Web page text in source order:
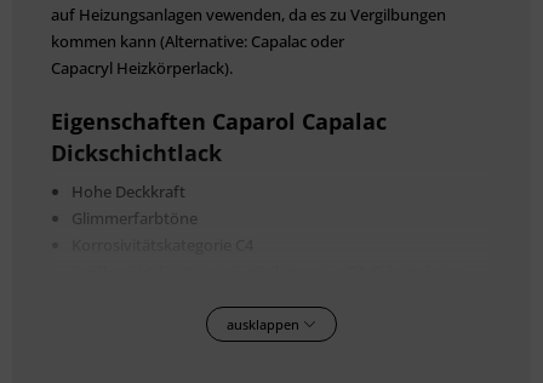
auf Heizungsanlagen vewenden, da es zu Vergilbungen
kommen kann (Alternative: Capalac oder
Capacryl Heizkörperlack).
Eigenschaften Caparol Capalac
Dickschichtlack
Hohe Deckkraft
Glimmerfarbtöne
Teil 6 (Institut für Oberflächentechnik GmbH)
ausklappen